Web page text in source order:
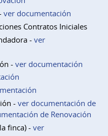
ver documentación
Contratos Iniciales
- ver
- ver documentación
- ver documentación de
de Renovación
finca) - ver